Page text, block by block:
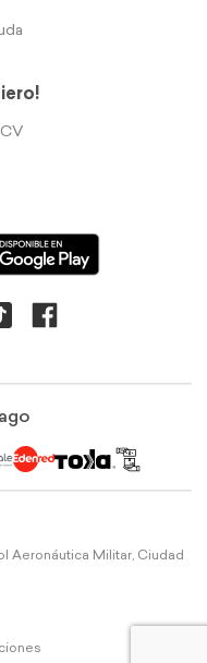
Aeronáutica Militar, Ciudad